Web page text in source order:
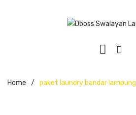
Home / paket laundry bandar lampung